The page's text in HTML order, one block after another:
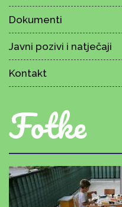
Dokumenti
Javni pozivi i natječaji
Kontakt
Fotke